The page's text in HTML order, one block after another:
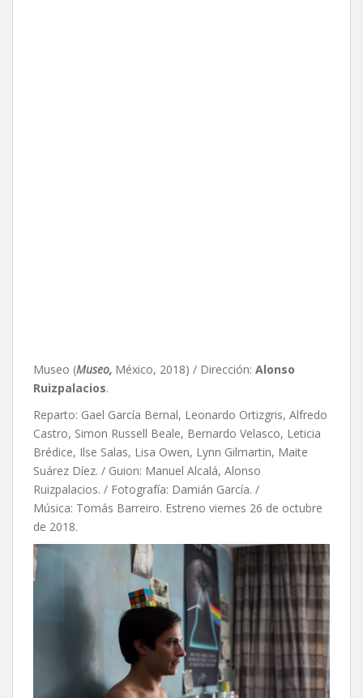
Museo (Museo, México, 2018) / Dirección: Alonso
Ruizpalacios.
Reparto: Gael García Bernal, Leonardo Ortizgris, Alfredo
Castro, Simon Russell Beale, Bernardo Velasco, Leticia
Brédice, Ilse Salas, Lisa Owen, Lynn Gilmartin, Maite
Suárez Díez. / Guion: Manuel Alcalá, Alonso
Ruizpalacios. / Fotografía: Damián García. /
Música: Tomás Barreiro. Estreno viernes 26 de octubre
de 2018.